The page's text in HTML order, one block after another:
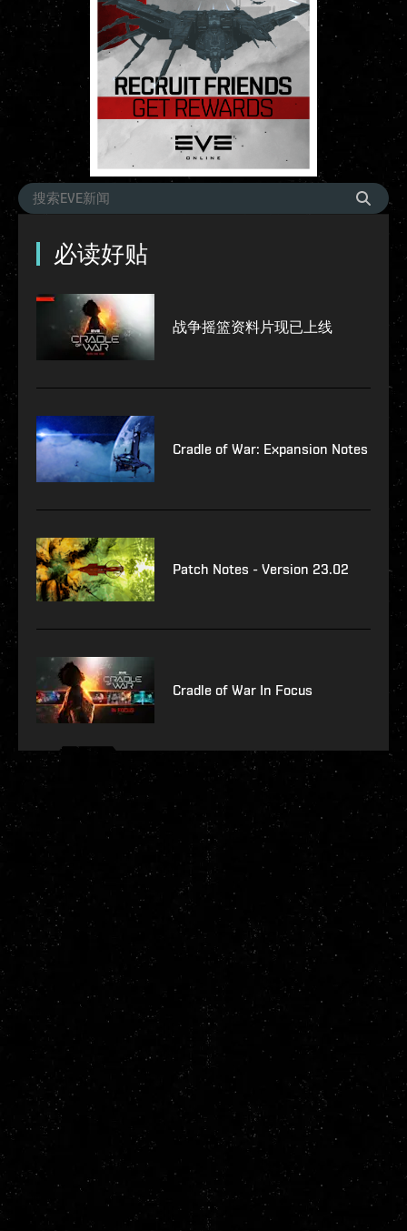
必读好贴
战争摇篮资料片现已上线
Cradle of War: Expansion Notes
Patch Notes - Version 23.02
Cradle of War In Focus